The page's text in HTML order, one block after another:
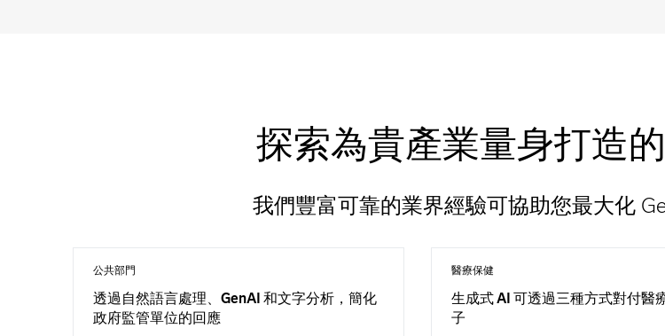
探索為貴產業量身打造
我們豐富可靠的業界經驗可協助您最大化
公共部門
透過自然語言處理、GenAI 和文字分析，簡化
政府監管單位的回應
醫療保健
生成式 AI 可透過三種方式對付醫
子